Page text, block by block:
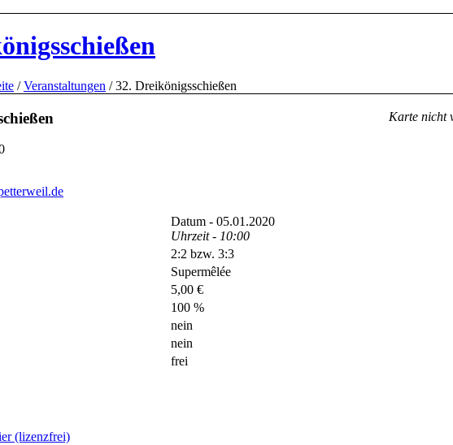
/ Veranstaltungen / 32. Dreikönigsschießen
Karte nicht
Datum - 05.01.2020
Uhrzeit - 10:00
2:2 bzw. 3:3
Supermêlée
5,00 €
100 %
nein
nein
frei
(lizenzfrei)